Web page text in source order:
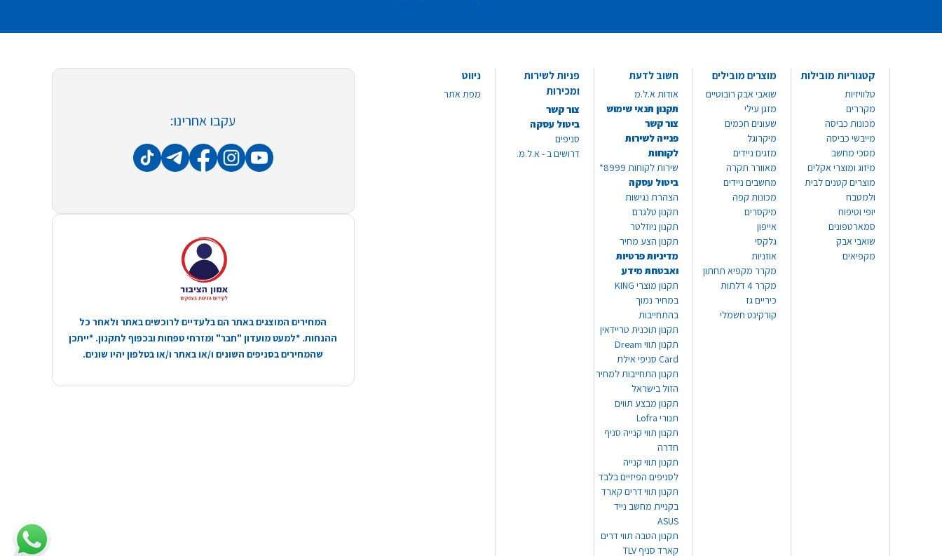
קטגוריות מובילות
טלוויזיות
מקררים
מכונות כביסה
מייבשי כביסה
מסכי מחשב
מיזוג ומוצרי אקלים
מוצרים קטנים לבית
ולמטבח
יופי וטיפוח
סמארטפונים
שואבי אבק
מקפיאים
מוצרים מובילים
שואבי אבק רובוטיים
מזגן עילי
שעונים חכמים
מיקרוגל
מזגים ניידים
מאוורר תקרה
מחשבים ניידים
מכונות קפה
מיקסרים
אייפון
גלקסי
אוזניות
מקרר מקפיא תחתון
מקרר 4 דלתות
כיריים גז
קורקינט חשמלי
חשוב לדעת
אודות א.ל.מ
תקנון תנאי שימוש
צור קשר
פנייה לשירות
לקוחות
שירות לקוחות 8999*
ביטול עסקה
הצהרת נגישות
תקנון טלגרם
תקנון ניוזלטר
תקנון הצע מחיר
מדיניות פרטיות
ואבטחת מידע
תקנון מוצרי KING
במחיר נמוך
בהתחייבות
תקנון תוכנית טריידאין
תקנון תווי Dream
Card סניפי אילת
תקנון התחייבות למחיר
הזול בישראל
תקנון מבצע תווים
תנורי Lofra
תקנון תווי קנייה סניף
חדרה
תקנון תווי קנייה
לסניפים הפיזיים בלבד
תקנון תווי דרים קארד
בקניית מחשב נייד
ASUS
תקנון הטבה תווי דרים
קארד סניף TLV
פניות לשירות
ומכירות
צור קשר
ביטול עסקה
סניפים
דרושים ב - א.ל.מ.
ניווט
מפת אתר
עקבו אחרינו:
המחירים המוצגים באתר הם בלעדיים לרוכשים באתר ולאחר כל
ההנחות. *למעט מועדון "חבר" ומזרחי טפחות ובכפוף לתקנון. *ייתכן
שהמחירים בסניפים השונים ו/או באתר ו/או בטלפון יהיו שונים.